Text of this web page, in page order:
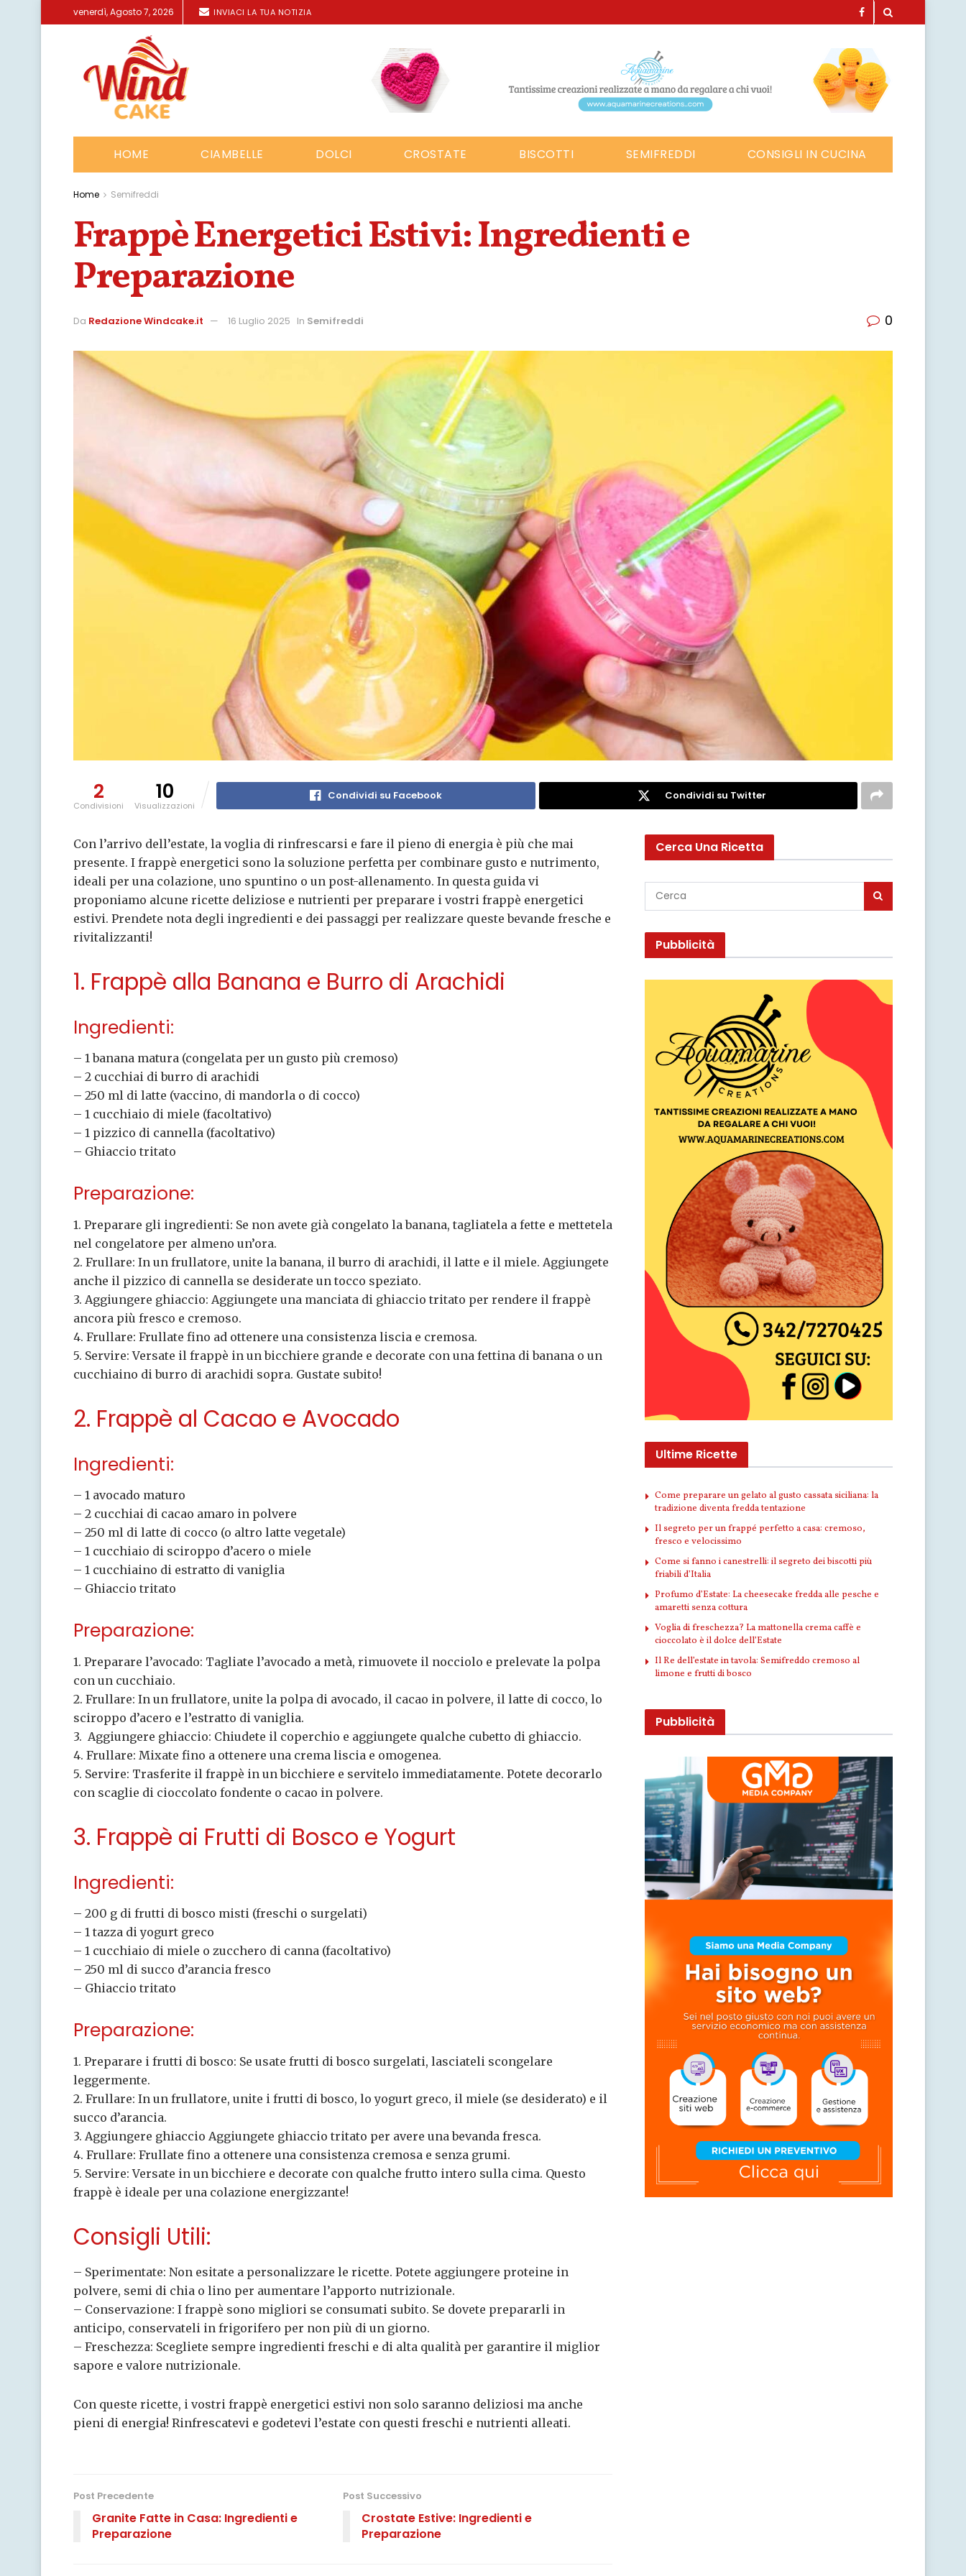
venerdì, Agosto 7, 2026 INVIACI LA TUA NOTIZIA
HOME CIAMBELLE DOLCI CROSTATE BISCOTTI SEMIFREDDI CONSIGLI IN CUCINA
Home Semifreddi
Frappè Energetici Estivi: Ingredienti e
Preparazione
Da Redazione Windcake.it 16 Luglio 2025 In Semifreddi 0
2
Condivisioni
10
Visualizzazioni
Condividi su Facebook Condividi su Twitter
Con l’arrivo dell’estate, la voglia di rinfrescarsi e fare il pieno di energia è più che mai
presente. I frappè energetici sono la soluzione perfetta per combinare gusto e nutrimento,
ideali per una colazione, uno spuntino o un post-allenamento. In questa guida vi
proponiamo alcune ricette deliziose e nutrienti per preparare i vostri frappè energetici
estivi. Prendete nota degli ingredienti e dei passaggi per realizzare queste bevande fresche e
rivitalizzanti!
1. Frappè alla Banana e Burro di Arachidi
Ingredienti:
– 1 banana matura (congelata per un gusto più cremoso)
– 2 cucchiai di burro di arachidi
– 250 ml di latte (vaccino, di mandorla o di cocco)
– 1 cucchiaio di miele (facoltativo)
– 1 pizzico di cannella (facoltativo)
– Ghiaccio tritato
Preparazione:
1. Preparare gli ingredienti: Se non avete già congelato la banana, tagliatela a fette e mettetela
nel congelatore per almeno un’ora.
2. Frullare: In un frullatore, unite la banana, il burro di arachidi, il latte e il miele. Aggiungete
anche il pizzico di cannella se desiderate un tocco speziato.
3. Aggiungere ghiaccio: Aggiungete una manciata di ghiaccio tritato per rendere il frappè
ancora più fresco e cremoso.
4. Frullare: Frullate fino ad ottenere una consistenza liscia e cremosa.
5. Servire: Versate il frappè in un bicchiere grande e decorate con una fettina di banana o un
cucchiaino di burro di arachidi sopra. Gustate subito!
2. Frappè al Cacao e Avocado
Ingredienti:
– 1 avocado maturo
– 2 cucchiai di cacao amaro in polvere
– 250 ml di latte di cocco (o altro latte vegetale)
– 1 cucchiaio di sciroppo d’acero o miele
– 1 cucchiaino di estratto di vaniglia
– Ghiaccio tritato
Preparazione:
1. Preparare l’avocado: Tagliate l’avocado a metà, rimuovete il nocciolo e prelevate la polpa
con un cucchiaio.
2. Frullare: In un frullatore, unite la polpa di avocado, il cacao in polvere, il latte di cocco, lo
sciroppo d’acero e l’estratto di vaniglia.
3. Aggiungere ghiaccio: Chiudete il coperchio e aggiungete qualche cubetto di ghiaccio.
4. Frullare: Mixate fino a ottenere una crema liscia e omogenea.
5. Servire: Trasferite il frappè in un bicchiere e servitelo immediatamente. Potete decorarlo
con scaglie di cioccolato fondente o cacao in polvere.
3. Frappè ai Frutti di Bosco e Yogurt
Ingredienti:
– 200 g di frutti di bosco misti (freschi o surgelati)
– 1 tazza di yogurt greco
– 1 cucchiaio di miele o zucchero di canna (facoltativo)
– 250 ml di succo d’arancia fresco
– Ghiaccio tritato
Preparazione:
1. Preparare i frutti di bosco: Se usate frutti di bosco surgelati, lasciateli scongelare
leggermente.
2. Frullare: In un frullatore, unite i frutti di bosco, lo yogurt greco, il miele (se desiderato) e il
succo d’arancia.
3. Aggiungere ghiaccio Aggiungete ghiaccio tritato per avere una bevanda fresca.
4. Frullare: Frullate fino a ottenere una consistenza cremosa e senza grumi.
5. Servire: Versate in un bicchiere e decorate con qualche frutto intero sulla cima. Questo
frappè è ideale per una colazione energizzante!
Consigli Utili:
– Sperimentate: Non esitate a personalizzare le ricette. Potete aggiungere proteine in
polvere, semi di chia o lino per aumentare l’apporto nutrizionale.
– Conservazione: I frappè sono migliori se consumati subito. Se dovete prepararli in
anticipo, conservateli in frigorifero per non più di un giorno.
– Freschezza: Scegliete sempre ingredienti freschi e di alta qualità per garantire il miglior
sapore e valore nutrizionale.
Con queste ricette, i vostri frappè energetici estivi non solo saranno deliziosi ma anche
pieni di energia! Rinfrescatevi e godetevi l’estate con questi freschi e nutrienti alleati.
Post Precedente
Granite Fatte in Casa: Ingredienti e
Preparazione
Post Successivo
Crostate Estive: Ingredienti e
Preparazione
Cerca Una Ricetta
Pubblicità
Ultime Ricette
Come preparare un gelato al gusto cassata siciliana: la
tradizione diventa fredda tentazione
Il segreto per un frappé perfetto a casa: cremoso,
fresco e velocissimo
Come si fanno i canestrelli: il segreto dei biscotti più
friabili d’Italia
Profumo d’Estate: La cheesecake fredda alle pesche e
amaretti senza cottura
Voglia di freschezza? La mattonella crema caffè e
cioccolato è il dolce dell’Estate
Il Re dell’estate in tavola: Semifreddo cremoso al
limone e frutti di bosco
Pubblicità